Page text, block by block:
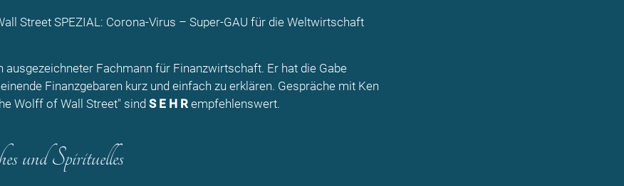
Street SPEZIAL: Corona-Virus – Super-GAU für die Weltwirtschaft
ausgezeichneter Fachmann für Finanzwirtschaft. Er hat die Gabe
Finanzgebaren kurz und einfach zu erklären. Gespräche mit Ken
Wolff of Wall Street" sind S E H Rempfehlenswert.
und Spirituelles